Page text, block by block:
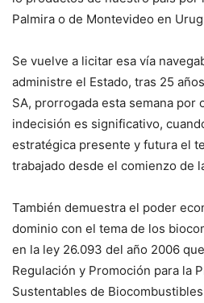
Palmira o de Montevideo en
Se vuelve a licitar esa vía
administre el Estado, tras 25
SA, prorrogada esta semana por
indecisión es significativo,
estratégica presente y futura el
trabajado desde el comienzo de
También demuestra el poder
dominio con el tema de los
en la ley 26.093 del año 2006
Regulación y Promoción para la
Sustentables de